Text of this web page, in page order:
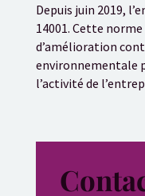
Depuis juin 2019,
14001. Cette
d’amélioration
environnementale
l’activité de